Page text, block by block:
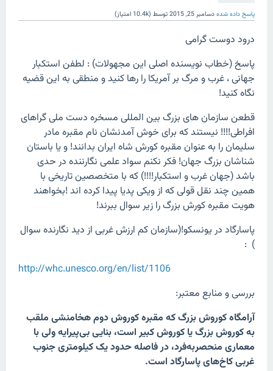
پاسخ داده شدهدسامبر 25, 2015 توسط (
10.4k امتیاز)
درود دوست گرامی
پاسخ (خطاب نویسنده اصلی این مجهولات) : لطفن استکبار
جهانی ، غرب و مرگ بر آمریکا را رها کنید و منطقی به این قضیه
نگاه کنید!
قطعن سازمان های بزرگ بین المللی مسخره دست ملی گراهای
افراطی!!!! نیستند که برای خوش آمدنشان نام مقبره مادر
سلیمان را به عنوان مقبره کورش شاه ایران بدانند! و یا باستان
شناشان بزرگ جهان! فکر نکنم سواد علمی نگارننده در حدی
باشد (جهان غرب و استکبار!!!!) که با متخصصین تاریخی با
همین چند نقل قولی که از ویکی پدیا پیدا کرده اند !بخواهند
هویت مقبره کورش بزرگ را زیر سوال ببرند!
پاسارگاد در یونسکو!(سازمان کم ارزش غربی از دید نگارنده سوال
) :
http://whc.unesco.org/en/list/1106
بررسی و منابع معتبر:
آرامگاه کوروش بزرگ که مقبره کوروش دوم هخامنشی ملقب
به کوروش بزرگ یا کوروش کبیر است، بنایی بی‌پیرایه ولی با
معماری منحصربه‌فرد، در فاصله حدود یک کیلومتری جنوب
غربی کاخ‌های پاسارگاد است.